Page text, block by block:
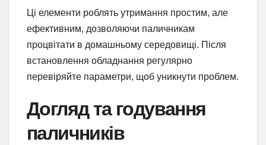
Ці елементи роблять утримання простим, але
ефективним, дозволяючи паличникам
процвітати в домашньому середовищі. Після
встановлення обладнання регулярно
перевіряйте параметри, щоб уникнути проблем.
Догляд та годування
паличників